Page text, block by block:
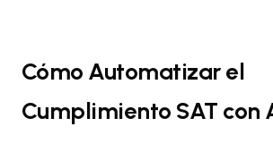
Cómo Automatizar el
Cumplimiento SAT con